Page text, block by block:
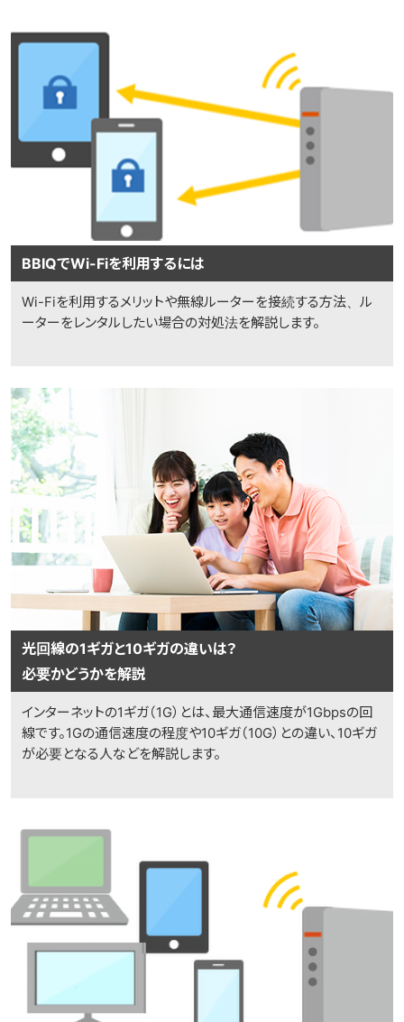
BBIQでWi-Fiを利用するには
Wi-Fiを利用するメリットや無線ルーターを接続する方法、ル
ーターをレンタルしたい場合の対処法を解説します。
光回線の1ギガと10ギガの違いは？
必要かどうかを解説
インターネットの1ギガ（1G）とは、最大通信速度が1Gbpsの回
線です。1Gの通信速度の程度や10ギガ（10G）との違い、10ギガ
が必要となる人などを解説します。